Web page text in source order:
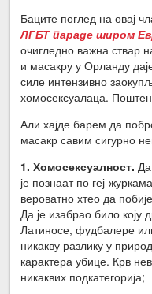
Баците поглед на овај
ЛГБТ параде широм
очигледно важна
и масакру у Орланду
силе интензивно
хомосексуалаца.
Али хајде барем да
масакр савим сигурно
1. Хомосексуалност.
је познаат по геј-
вероватно хтео да
Да је изабрао било коју
Латиносе, фудбалере
никакву разлику у
карактера убице. Крв
никаквих подкатегорија;